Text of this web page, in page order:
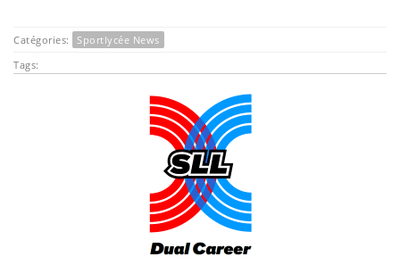
Catégories:
Sportlycée News
Tags: